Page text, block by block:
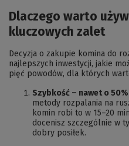
Dlaczego warto
kluczowych zalet
Decyzja o zakupie komina do
najlepszych inwestycji, jakie
pięć powodów, dla których
Szybkość – nawet o
metody rozpalania na
komin robi to w 15–20
docenisz szczególnie w
dobry posiłek.